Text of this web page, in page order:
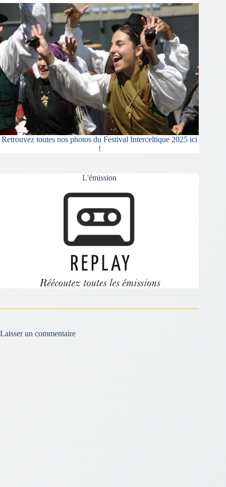
Retrouvez toutes nos photos du Festival Interceltique 2025 ici
!
L'émission
Laisser un commentaire